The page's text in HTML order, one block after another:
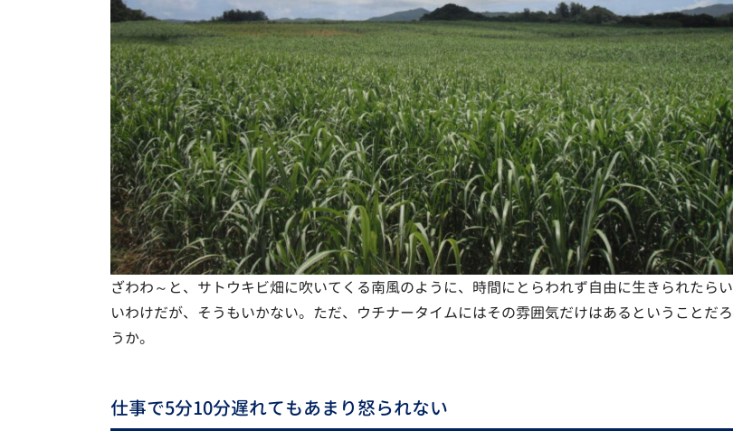
ざわわ～と、サトウキビ畑に吹いてくる南風のように、時間にとらわれず自由に生きられたらい
いわけだが、そうもいかない。ただ、ウチナータイムにはその雰囲気だけはあるということだろ
うか。
仕事で5分10分遅れてもあまり怒られない